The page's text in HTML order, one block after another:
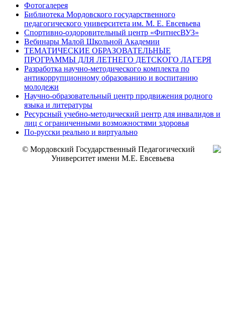
Фотогалерея
Библиотека Мордовского государственного
педагогического университета им. М. Е. Евсевьева
Спортивно-оздоровительный центр «ФитнесВУЗ»
Вебинары Малой Школьной Академии
ТЕМАТИЧЕСКИЕ ОБРАЗОВАТЕЛЬНЫЕ
ПРОГРАММЫ ДЛЯ ЛЕТНЕГО ДЕТСКОГО ЛАГЕРЯ
Разработка научно-методического комплекта по
антикоррупционному образованию и воспитанию
молодежи
Научно-образовательный центр продвижения родного
языка и литературы
Ресурсный учебно-методический центр для инвалидов и
лиц с ограниченными возможностями здоровья
По-русски реально и виртуально
© Мордовский Государственный Педагогический
Университет имени М.Е. Евсевьева